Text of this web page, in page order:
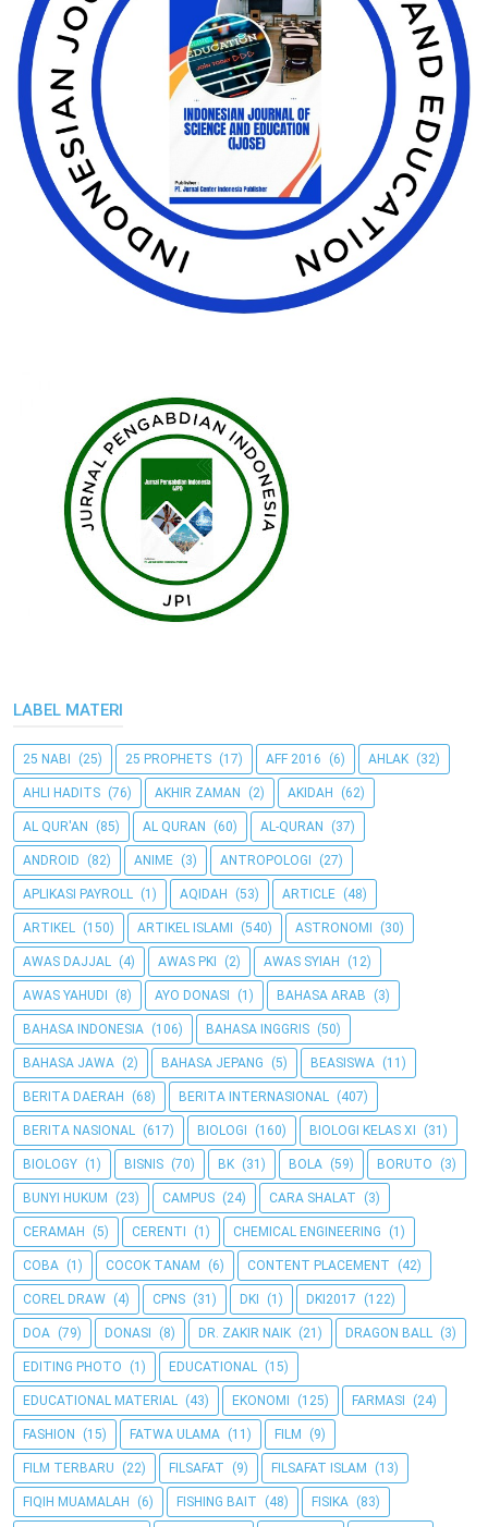
LABEL MATERI
25 NABI (25) 25 PROPHETS (17) AFF 2016 (6) AHLAK (32)
AHLI HADITS (76) AKHIR ZAMAN (2) AKIDAH (62)
AL QUR'AN (85) AL QURAN (60) AL-QURAN (37)
ANDROID (82) ANIME (3) ANTROPOLOGI (27)
APLIKASI PAYROLL (1) AQIDAH (53) ARTICLE (48)
ARTIKEL (150) ARTIKEL ISLAMI (540) ASTRONOMI (30)
AWAS DAJJAL (4) AWAS PKI (2) AWAS SYIAH (12)
AWAS YAHUDI (8) AYO DONASI (1) BAHASA ARAB (3)
BAHASA INDONESIA (106) BAHASA INGGRIS (50)
BAHASA JAWA (2) BAHASA JEPANG (5) BEASISWA (11)
BERITA DAERAH (68) BERITA INTERNASIONAL (407)
BERITA NASIONAL (617) BIOLOGI (160) BIOLOGI KELAS XI (31)
BIOLOGY (1) BISNIS (70) BK (31) BOLA (59) BORUTO (3)
BUNYI HUKUM (23) CAMPUS (24) CARA SHALAT (3)
CERAMAH (5) CERENTI (1) CHEMICAL ENGINEERING (1)
COBA (1) COCOK TANAM (6) CONTENT PLACEMENT (42)
COREL DRAW (4) CPNS (31) DKI (1) DKI2017 (122)
DOA (79) DONASI (8) DR. ZAKIR NAIK (21) DRAGON BALL (3)
EDITING PHOTO (1) EDUCATIONAL (15)
EDUCATIONAL MATERIAL (43) EKONOMI (125) FARMASI (24)
FASHION (15) FATWA ULAMA (11) FILM (9)
FILM TERBARU (22) FILSAFAT (9) FILSAFAT ISLAM (13)
FIQIH MUAMALAH (6) FISHING BAIT (48) FISIKA (83)